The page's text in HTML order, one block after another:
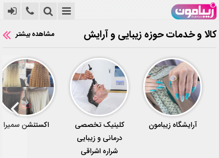
کالا و خدمات حوزه زیبایی و آرایش مشاهده بیشتر
آرایشگاه زیبامون
کلینیک‌ تخصصی
درمانی و زیبایی
شراره اشراقی
اکستنشن سمیرا